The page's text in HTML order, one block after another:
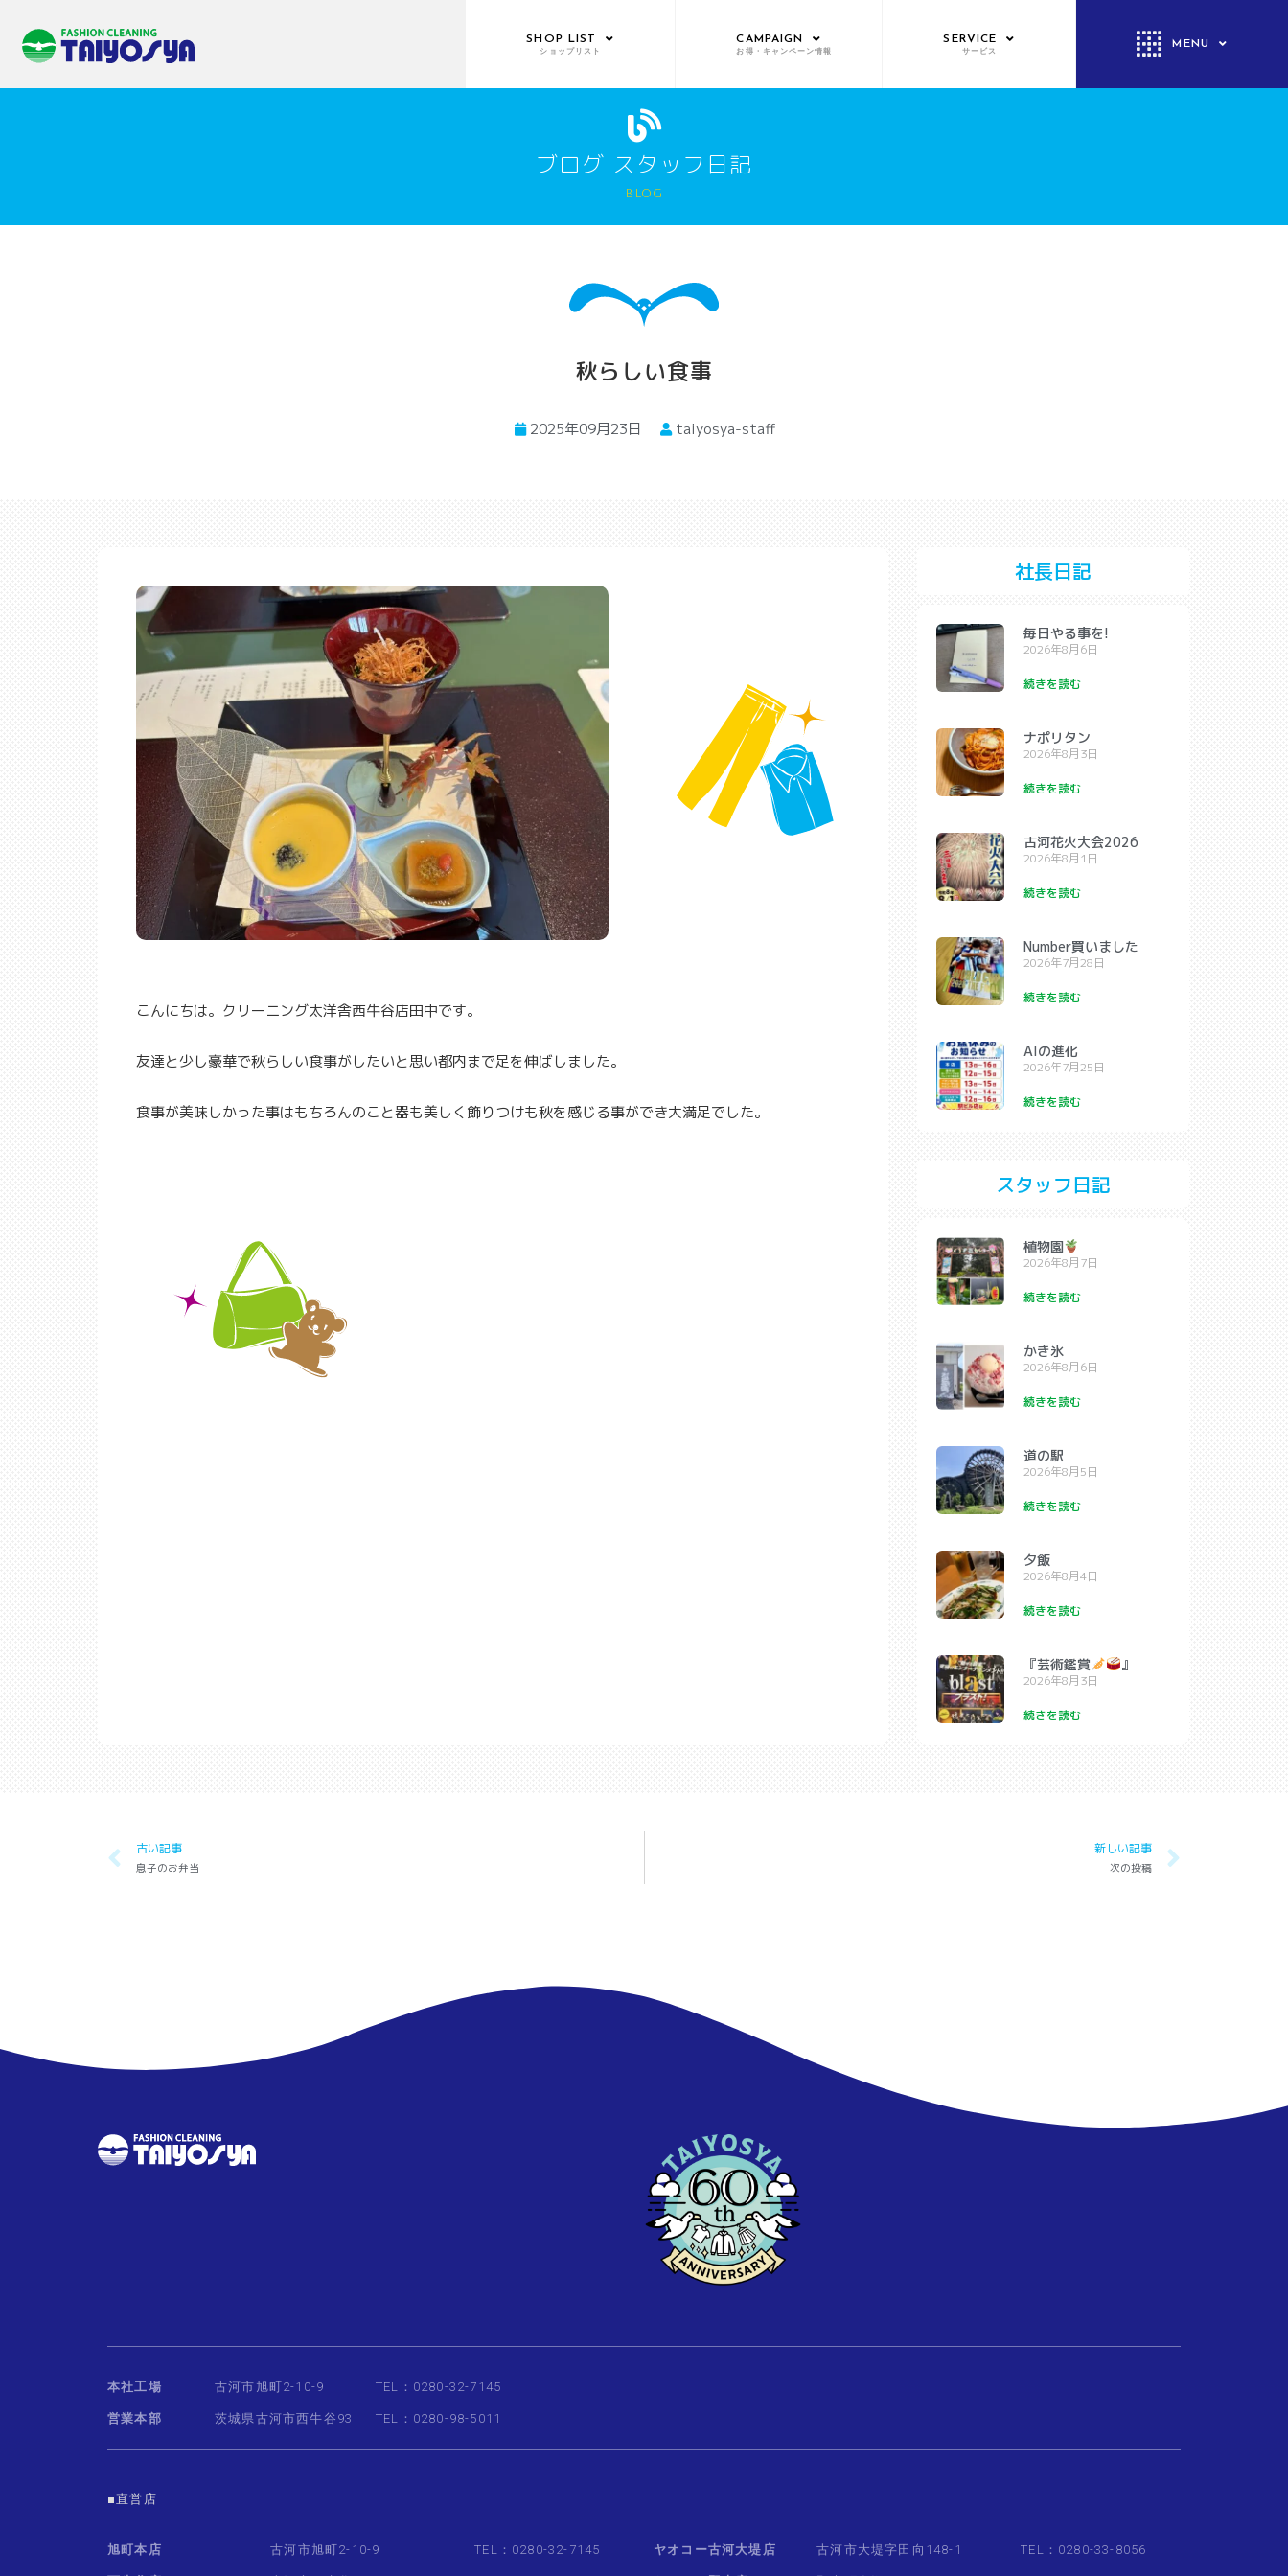
SHOP LIST
ショップリスト
CAMPAIGN
お得・キャンペーン情報
SERVICE
サービス MENU
ブログ スタッフ日記
blog
秋らしい食事
2025年09月23日 taiyosya-staff
こんにちは。クリーニング太洋舎西牛谷店田中です。
友達と少し豪華で秋らしい食事がしたいと思い都内まで足を伸ばしました。
食事が美味しかった事はもちろんのこと器も美しく飾りつけも秋を感じる事ができ大満足でした。
社長日記
毎日やる事を!
2026年8月6日
続きを読む
ナポリタン
2026年8月3日
続きを読む
古河花火大会2026
2026年8月1日
続きを読む
Number買いました
2026年7月28日
続きを読む
AIの進化
2026年7月25日
続きを読む
スタッフ日記
植物園
2026年8月7日
続きを読む
かき氷
2026年8月6日
続きを読む
道の駅
2026年8月5日
続きを読む
夕飯
2026年8月4日
続きを読む
『芸術鑑賞 』
2026年8月3日
続きを読む
古い記事
息子のお弁当
新しい記事
次の投稿
本社工場 古河市旭町2-10-9 TEL：0280-32-7145
営業本部 茨城県古河市西牛谷93 TEL：0280-98-5011
■直営店
旭町本店 古河市旭町2-10-9 TEL：0280-32-7145 ヤオコー古河大堤店 古河市大堤字田向148-1 TEL：0280-33-8056